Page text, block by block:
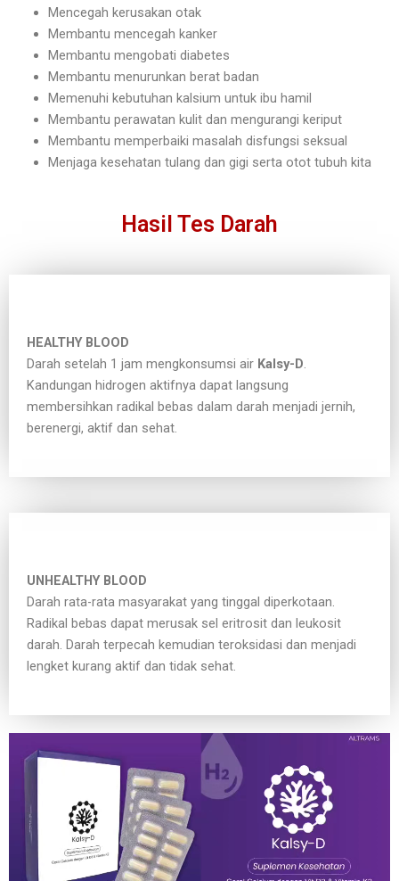
Mencegah kerusakan otak
Membantu mencegah kanker
Membantu mengobati diabetes
Membantu menurunkan berat badan
Memenuhi kebutuhan kalsium untuk ibu hamil
Membantu perawatan kulit dan mengurangi keriput
Membantu memperbaiki masalah disfungsi seksual
Menjaga kesehatan tulang dan gigi serta otot tubuh kita
Hasil Tes Darah
HEALTHY BLOOD
Darah setelah 1 jam mengkonsumsi air Kalsy-D.
Kandungan hidrogen aktifnya dapat langsung
membersihkan radikal bebas dalam darah menjadi jernih,
berenergi, aktif dan sehat.
UNHEALTHY BLOOD
Darah rata-rata masyarakat yang tinggal diperkotaan.
Radikal bebas dapat merusak sel eritrosit dan leukosit
darah. Darah terpecah kemudian teroksidasi dan menjadi
lengket kurang aktif dan tidak sehat.